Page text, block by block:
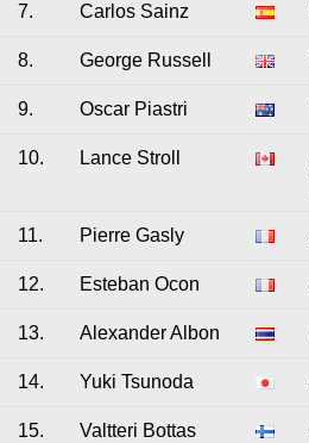
7. Carlos Sainz
8. George Russell
9. Oscar Piastri
10. Lance Stroll
11. Pierre Gasly
12. Esteban Ocon
13. Alexander Albon
14. Yuki Tsunoda
15. Valtteri Bottas